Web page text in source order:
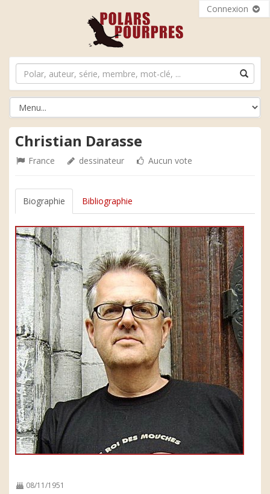
Connexion
Christian Darasse
France dessinateur Aucun vote
Biographie Bibliographie
08/11/1951